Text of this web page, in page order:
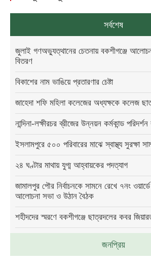
সর্বশেষ
জনপ্রিয়
জুলাই গণঅভ্যুত্থানের চেতনায় বকশীগঞ্জে
বিতরণ
বিকাশের নাম ভাঙিয়ে প্রতারণার চেষ্টা
জাহেদা শফি মহিলা কলেজের অধ্যক্ষকে কলেজ
নান্দিনা-লক্ষীরচর ব্রীজের উন্নয়ন কর্মকান্ড
ইসলামপুরে ৫০০ পরিবারের মাঝে স্বাস্থ্য সুরক্ষা
২৪ ঘণ্টার মাথায় যুগ্ম আহ্বায়কের পদত্যাগ
জামালপুর পৌর নির্বাচনকে সামনে রেখে ৭নং
আলোচনা সভা ও উঠান বৈঠক
শহীদদের স্মরণে বকশীগঞ্জে ছাত্রদলের কবর